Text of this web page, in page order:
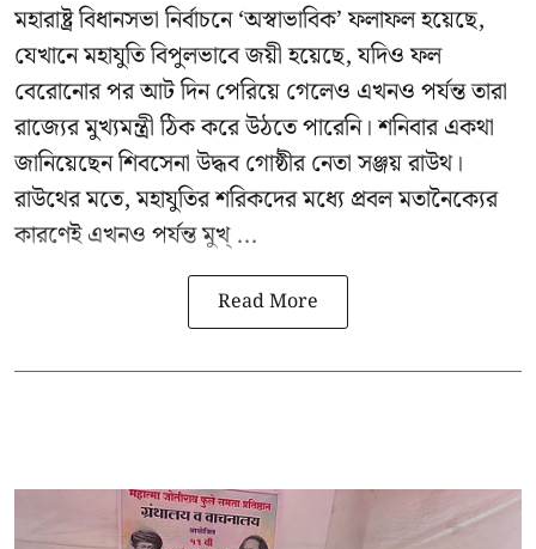
মহারাষ্ট্র বিধানসভা নির্বাচনে ‘অস্বাভাবিক’ ফলাফল হয়েছে,
যেখানে মহাযুতি বিপুলভাবে জয়ী হয়েছে, যদিও ফল
বেরোনোর পর আট দিন পেরিয়ে গেলেও এখনও পর্যন্ত তারা
রাজ্যের মুখ্যমন্ত্রী ঠিক করে উঠতে পারেনি। শনিবার একথা
জানিয়েছেন শিবসেনা উদ্ধব গোষ্ঠীর নেতাসঞ্জয় রাউথ।
রাউথের মতে, মহাযুতির শরিকদের মধ্যে প্রবল মতানৈক্যের
কারণেই এখনও পর্যন্ত মুখ্ ...
Read More